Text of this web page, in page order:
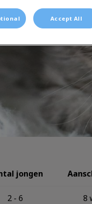
jongen
2 - 6 8
Accept All